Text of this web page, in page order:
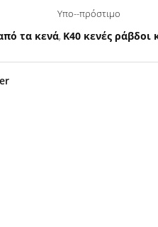
Υπο--πρόστιμο
τα κενά, K40 κενές ράβδοι